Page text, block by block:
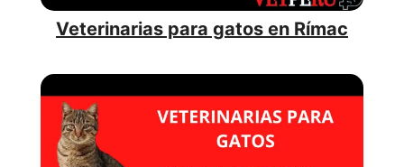
Veterinarias para gatos en Rímac